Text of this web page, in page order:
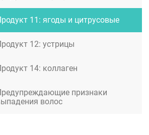
11: ягоды и цитрусовые
12: устрицы
14: коллаген
признаки
волос